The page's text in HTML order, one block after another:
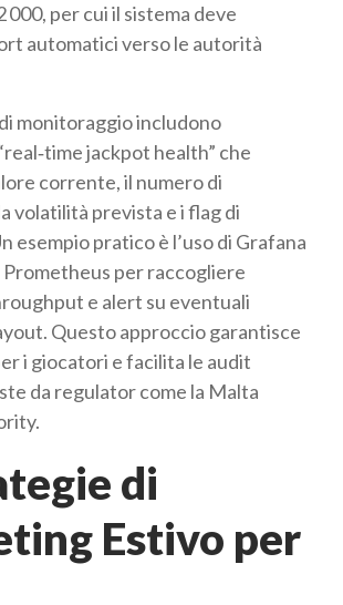
000, per cui il sistema deve
automatici verso le autorità
monitoraggio includono
jackpot health” che
corrente, il numero di
volatilità prevista e i flag di
esempio pratico è l’uso di Grafana
per raccogliere
e alert su eventuali
Questo approccio garantisce
i giocatori e facilita le audit
da regulator come la Malta
di
Estivo per